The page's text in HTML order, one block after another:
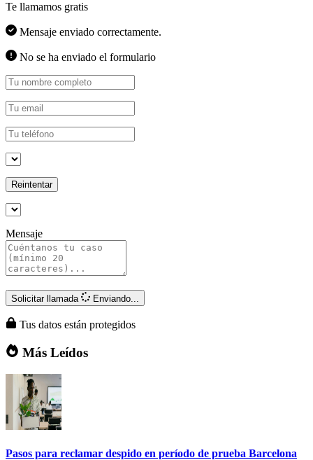
Te llamamos gratis
Mensaje enviado correctamente.
No se ha enviado el formulario
Reintentar
Mensaje
Solicitar llamada Enviando...
Tus datos están protegidos
Más Leídos
Pasos para reclamar despido en período de prueba Barcelona